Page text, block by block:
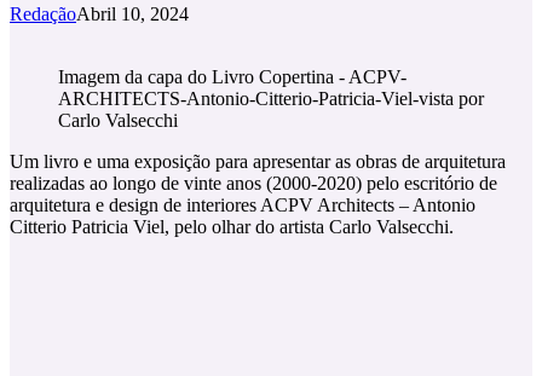
RedaçãoAbril 10, 2024
Imagem da capa do Livro Copertina - ACPV-
ARCHITECTS-Antonio-Citterio-Patricia-Viel-vista por
Carlo Valsecchi
Um livro e uma exposição para apresentar as obras de arquitetura
realizadas ao longo de vinte anos (2000-2020) pelo escritório de
arquitetura e design de interiores ACPV Architects – Antonio
Citterio Patricia Viel, pelo olhar do artista Carlo Valsecchi.